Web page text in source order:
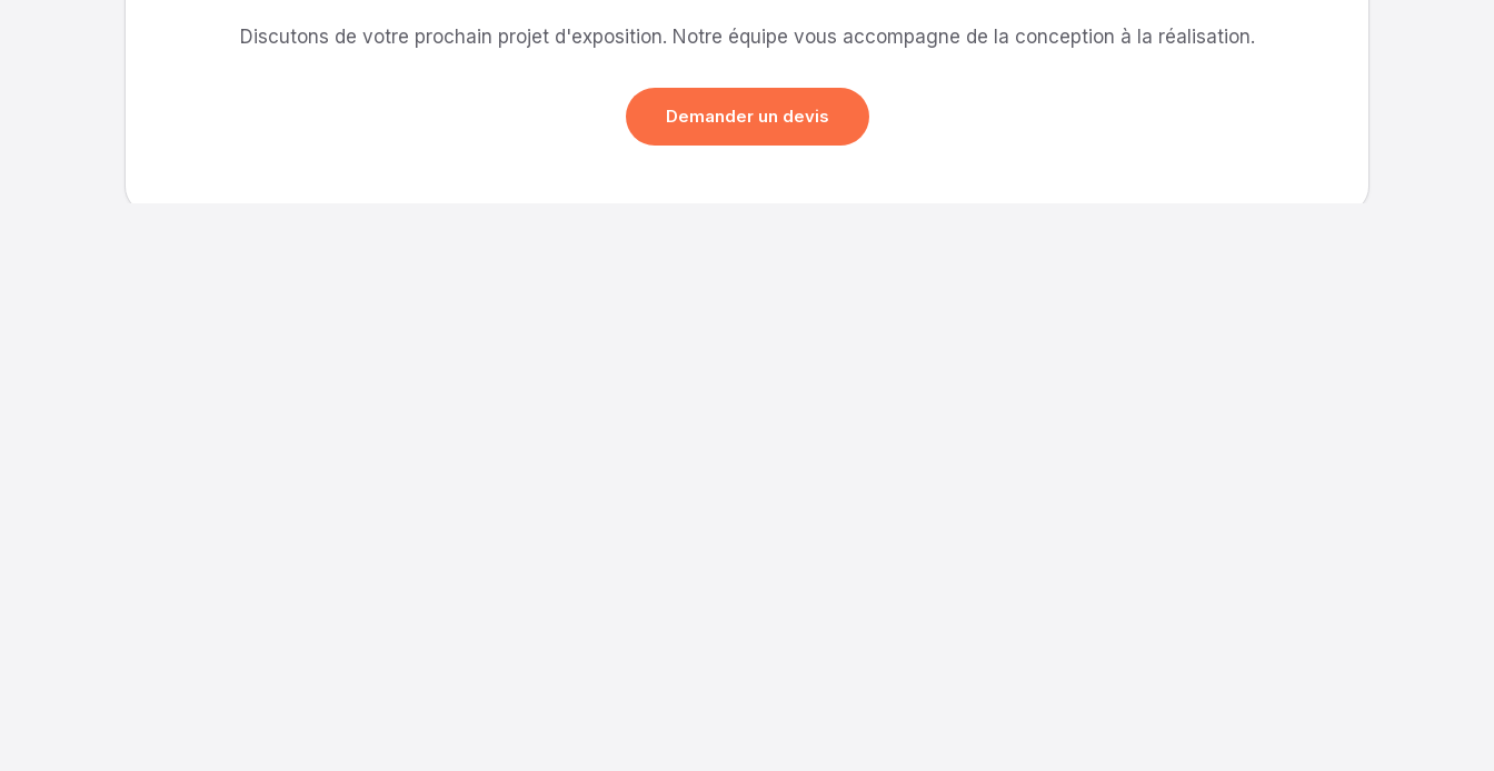
Discutons de votre prochain projet d'exposition. Notre équipe vous accompagne de la conception à la réalisation.
Demander un devis